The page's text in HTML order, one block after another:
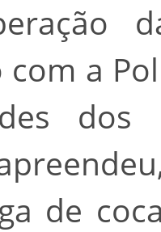
a
de